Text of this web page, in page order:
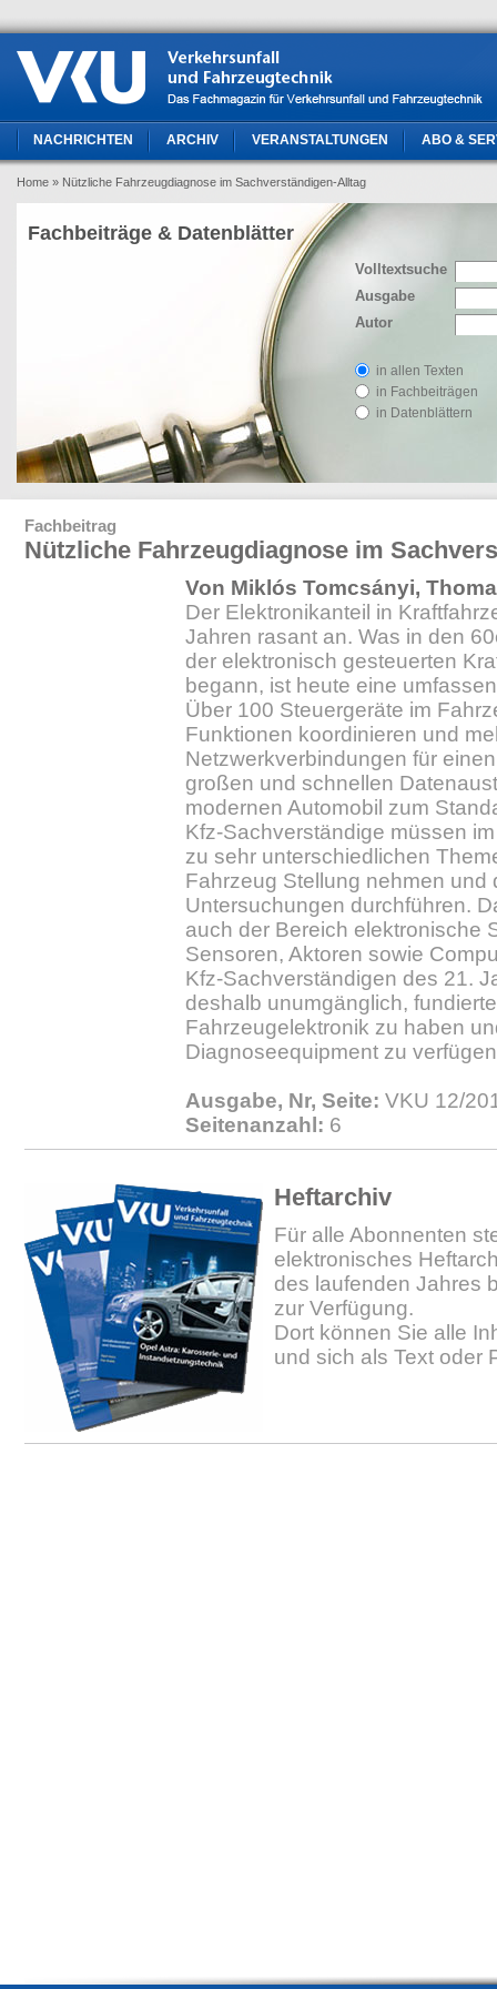
NACHRICHTEN ARCHIV VERANSTALTUNGEN ABO &
Home » Nützliche Fahrzeugdiagnose im Sachverständigen-Alltag
Volltextsuche
Ausgabe
Autor
in allen Texten
in Fachbeiträgen
in Datenblättern
Fachbeiträge & Datenblätter
Fachbeitrag
Nützliche Fahrzeugdiagnose im
Von Miklós Tomcsányi,
Der Elektronikanteil in
Jahren rasant an. Was in den
der elektronisch gesteuerten
begann, ist heute eine
Über 100 Steuergeräte im
Funktionen koordinieren und
Netzwerkverbindungen für
großen und schnellen
modernen Automobil zum
Kfz-Sachverständige müssen
zu sehr unterschiedlichen
Fahrzeug Stellung nehmen und
Untersuchungen durchführen.
auch der Bereich elektronische
Sensoren, Aktoren sowie
Kfz-Sachverständigen des 21.
deshalb unumgänglich,
Fahrzeugelektronik zu haben
Diagnoseequipment zu
Ausgabe, Nr, Seite: VKU 12/
Seitenanzahl: 6
Heftarchiv
Für alle Abonnenten
elektronisches
des laufenden Jahres
zur Verfügung.
Dort können Sie alle
und sich als Text oder